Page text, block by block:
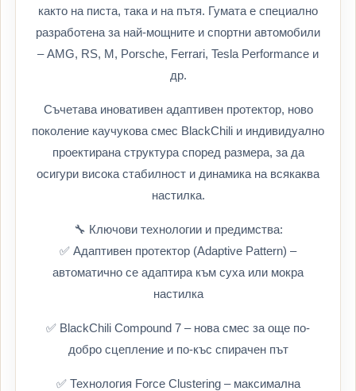
както на писта, така и на пътя. Гумата е специално
разработена за най-мощните и спортни автомобили
– AMG, RS, M, Porsche, Ferrari, Tesla Performance и
др.
Съчетава иновативен адаптивен протектор, ново
поколение каучукова смес BlackChili и индивидуално
проектирана структура според размера, за да
осигури висока стабилност и динамика на всякаква
настилка.
🔧 Ключови технологии и предимства:
✅ Адаптивен протектор (Adaptive Pattern) –
автоматично се адаптира към суха или мокра
настилка
✅ BlackChili Compound 7 – нова смес за още по-
добро сцепление и по-къс спирачен път
✅ Технология Force Clustering – максимална